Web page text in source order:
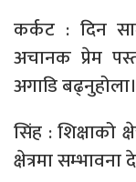
कर्कट : दिन
अचानक प्रेम
अगाडि
सिंह : शिक्षाको
क्षेत्रमा